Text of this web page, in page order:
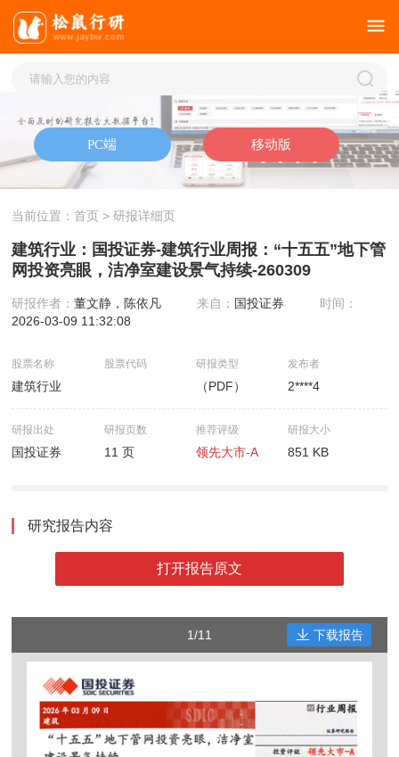
当前位置：首页 > 研报详细页
建筑行业：国投证券-建筑行业周报：“十五五”地下管
网投资亮眼，洁净室建设景气持续-260309
研报作者：董文静，陈依凡 来自： 国投证券
时间：
2026-03-09 11:32:08
股票名称
建筑行业
股票代码 研报类型
（PDF）
发布者
2****4
研报出处
国投证券
研报页数
11 页
推荐评级
领先大市-A
研报大小
851 KB
研究报告内容
打开报告原文
1/11 下载报告